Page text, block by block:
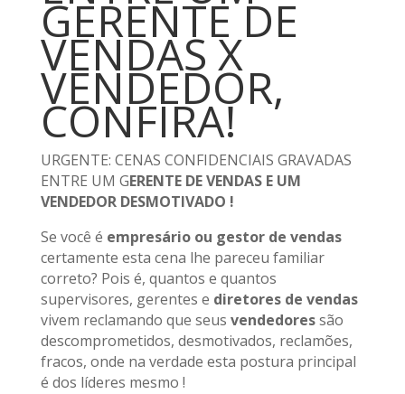
GERENTE DE
VENDAS X
VENDEDOR,
CONFIRA!
URGENTE: CENAS CONFIDENCIAIS GRAVADAS
ENTRE UM GERENTE DE VENDAS E UM
VENDEDOR DESMOTIVADO !
Se você é empresário ou gestor de vendas
certamente esta cena lhe pareceu familiar
correto? Pois é, quantos e quantos
supervisores, gerentes e diretores de vendas
vivem reclamando que seus vendedoressão
descomprometidos, desmotivados, reclamões,
fracos, onde na verdade esta postura principal
é dos líderes mesmo !